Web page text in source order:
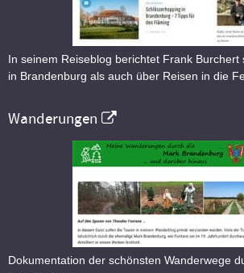
In seinem Reiseblog berichtet Frank Burchert
in Brandenburg als auch über Reisen in die
Wanderungen
Dokumentation der schönsten Wanderwege